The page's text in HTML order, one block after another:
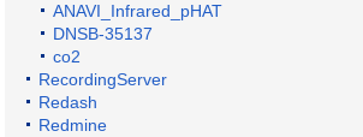
ANAVI_Infrared_pHAT
DNSB-35137
co2
RecordingServer
Redash
Redmine